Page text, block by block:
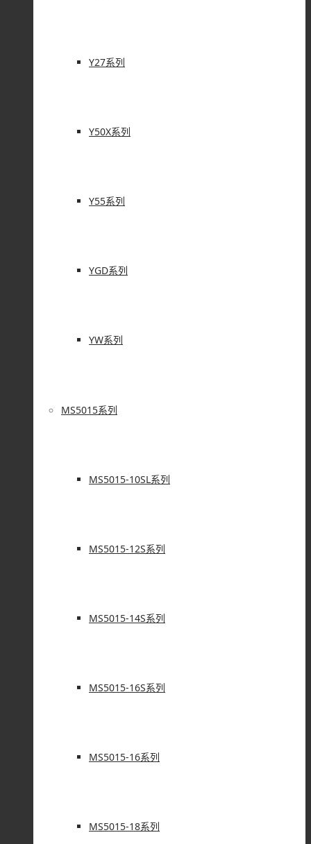
Y27系列
Y50X系列
Y55系列
YGD系列
YW系列
MS5015系列
MS5015-10SL系列
MS5015-12S系列
MS5015-14S系列
MS5015-16S系列
MS5015-16系列
MS5015-18系列